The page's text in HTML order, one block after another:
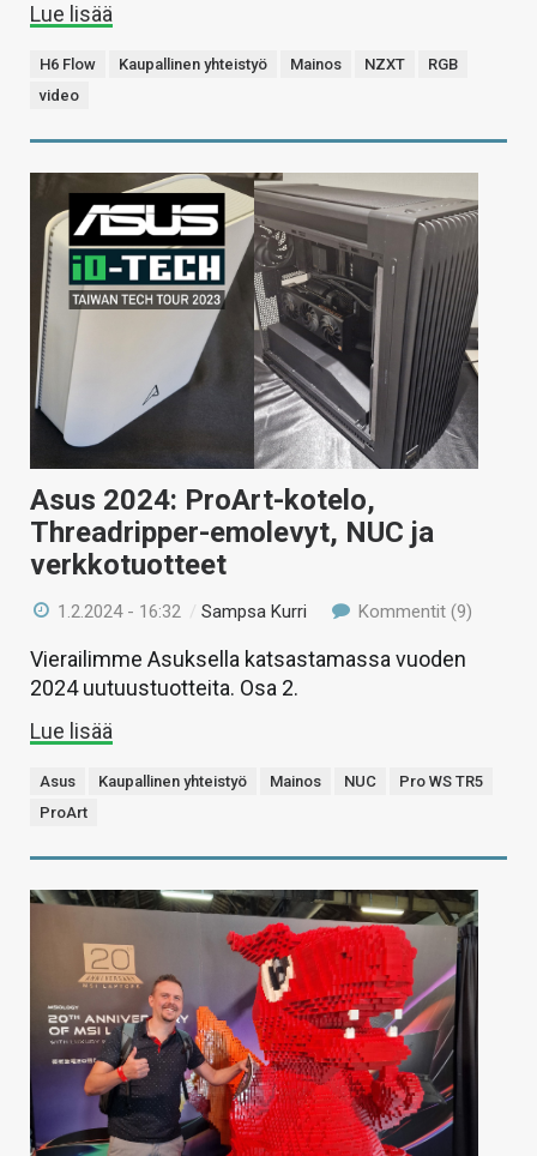
Lue lisää
H6 Flow Kaupallinen yhteistyö Mainos NZXT
RGB
video
Asus 2024: ProArt-kotelo,
Threadripper-emolevyt, NUC ja
verkkotuotteet
1.2.2024 - 16:32 /Sampsa Kurri Kommentit (9)
Vierailimme Asuksella katsastamassa vuoden
2024 uutuustuotteita. Osa 2.
Lue lisää
Asus Kaupallinen yhteistyö Mainos NUC
Pro WS TR5
ProArt